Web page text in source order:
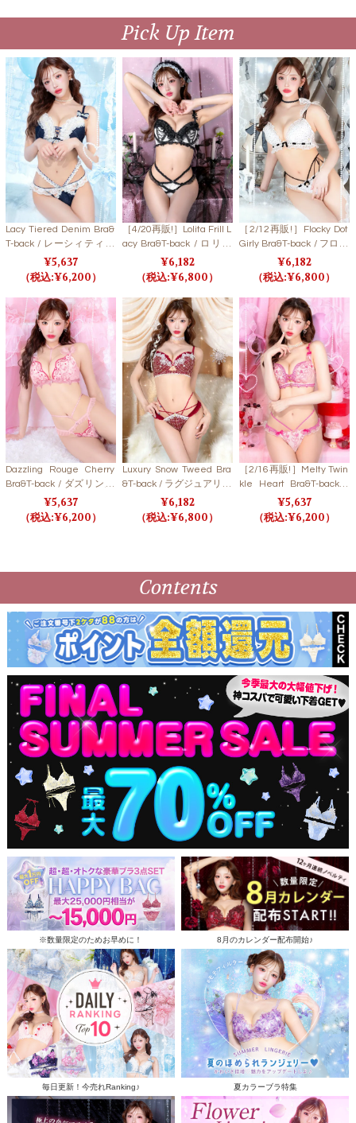
Pick Up Item
Lacy Tiered Denim Bra&
T-back / レーシィティア
ードデニムブラ＆Tバッ
ク【LB5500】
5,637
6,200
［4/20再販!］Lolita Frill L
acy Bra&T-back / ロリー
タフリルレーシィブラ＆
Tバック
6,182
6,800
［2/12再販!］Flocky Dot
Girly Bra&T-back / フロッ
キードットガーリーブラ
＆Tバック 【LB5500】
6,182
6,800
Dazzling Rouge Cherry
Bra&T-back / ダズリンル
ージュチェリーブラ＆T
バック【LB5500】
5,637
6,200
Luxury Snow Tweed Bra
&T-back / ラグジュアリー
スノーツイードブラ＆T
バック 【LB5500】
6,182
6,800
［2/16再販!］Melty Twin
kle Heart Bra&T-back/S
WEETPINK メルティトゥ
インクルハートブラ＆T
5,637
6,200
Contents
※数量限定のためお早めに！ 8月のカレンダー配布開始♪
毎日更新！今売れRanking♪ 夏カラーブラ特集